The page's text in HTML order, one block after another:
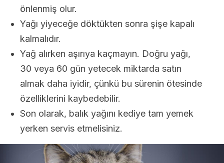
önlenmiş olur.
Yağı yiyeceğe döktükten sonra şişe kapalı
kalmalıdır.
Yağ alırken aşırıya kaçmayın. Doğru yağı,
30 veya 60 gün yetecek miktarda satın
almak daha iyidir, çünkü bu sürenin ötesinde
özelliklerini kaybedebilir.
Son olarak, balık yağını kediye tam yemek
yerken servis etmelisiniz.